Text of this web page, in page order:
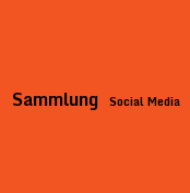
Sammlung Social Media